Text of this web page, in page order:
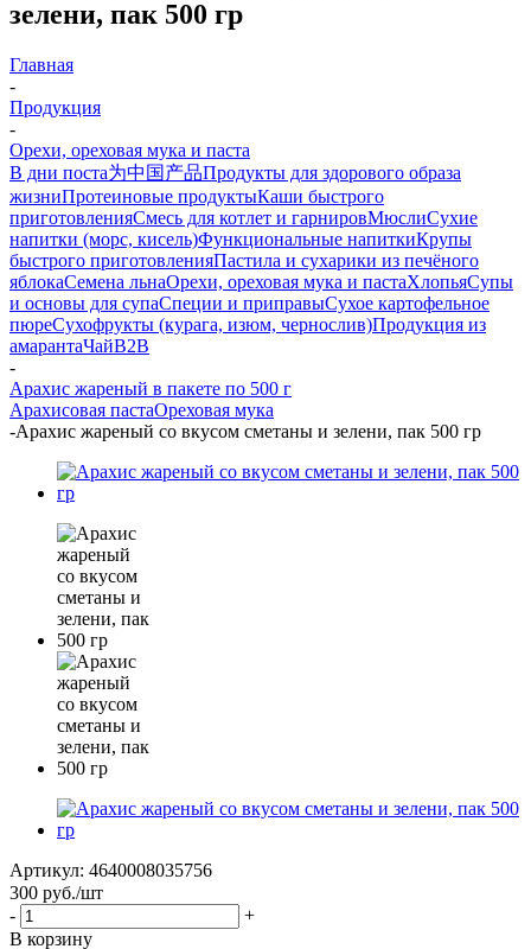
зелени, пак 500 гр
Главная
-
Продукция
-
Орехи, ореховая мука и паста
В дни поста为中国产品Продукты для здорового образа
жизниПротеиновые продуктыКаши быстрого
приготовленияСмесь для котлет и гарнировМюслиСухие
напитки (морс, кисель)Функциональные напиткиКрупы
быстрого приготовленияПастила и сухарики из печёного
яблокаСемена льнаОрехи, ореховая мука и пастаХлопьяСупы
и основы для супаСпеции и приправыСухое картофельное
пюреСухофрукты (курага, изюм, чернослив)Продукция из
амарантаЧайB2B
-
Арахис жареный в пакете по 500 г
Арахисовая пастаОреховая мука
-Арахис жареный со вкусом сметаны и зелени, пак 500 гр
Артикул: 4640008035756
300 руб./шт
-
+
В корзину